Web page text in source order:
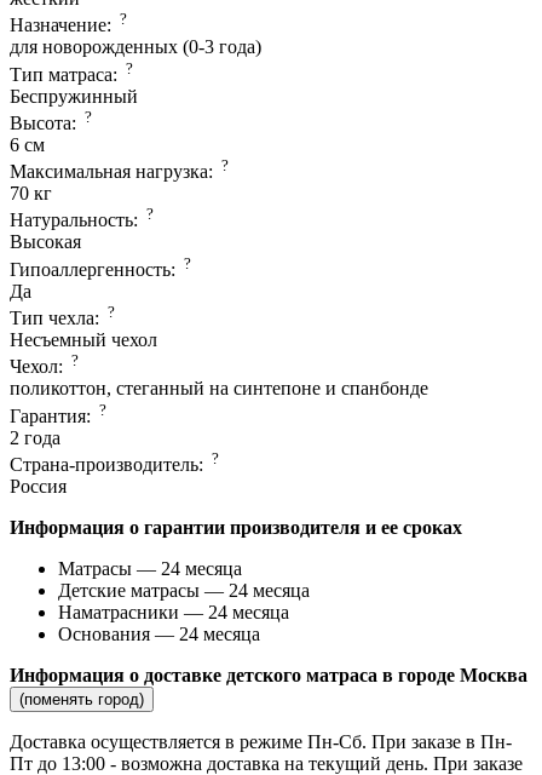
Назначение: ?
для новорожденных (0-3 года)
Тип матраса: ?
Беспружинный
Высота: ?
6 см
Максимальная нагрузка: ?
70 кг
Натуральность: ?
Высокая
Гипоаллергенность: ?
Да
Тип чехла: ?
Несъемный чехол
Чехол: ?
поликоттон, стеганный на синтепоне и спанбонде
Гарантия: ?
2 года
Страна-производитель: ?
Россия
Информация о гарантии производителя и ее сроках
Матрасы — 24 месяца
Детские матрасы — 24 месяца
Наматрасники — 24 месяца
Основания — 24 месяца
Информация о доставке детского матраса в городе Москва
(поменять город)
Доставка осуществляется в режиме Пн-Сб. При заказе в Пн-
Пт до 13:00 - возможна доставка на текущий день. При заказе